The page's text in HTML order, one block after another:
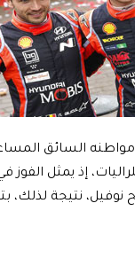
السائق
إذ يمثل الفوز
نوفيل، نتيجة